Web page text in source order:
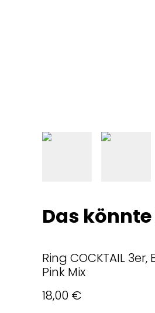
Das
Ring COCKTAIL 3er,
Pink Mix
18,00 €